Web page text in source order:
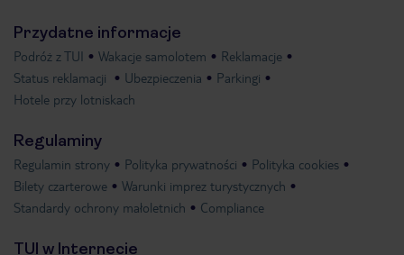
Przydatne informacje
Podróż z TUI Wakacje samolotem
Reklamacje
Status reklamacji
Ubezpieczenia
Parkingi
Hotele przy lotniskach
Regulaminy
Regulamin strony Polityka prywatności
Polityka cookies
Bilety czarterowe
Warunki imprez turystycznych
Standardy ochrony małoletnich
Compliance
TUI w Internecie